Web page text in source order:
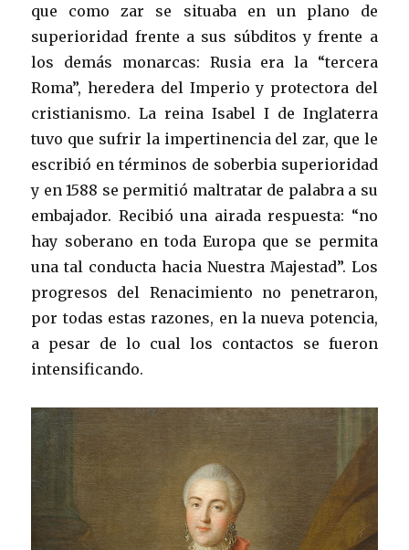
que como zar se situaba en un plano de
superioridad frente a sus súbditos y frente a
los demás monarcas: Rusia era la “tercera
Roma”, heredera del Imperio y protectora del
cristianismo. La reina Isabel I de Inglaterra
tuvo que sufrir la impertinencia del zar, que le
escribió en términos de soberbia superioridad
y en 1588 se permitió maltratar de palabra a su
embajador. Recibió una airada respuesta: “no
hay soberano en toda Europa que se permita
una tal conducta hacia Nuestra Majestad”. Los
progresos del Renacimiento no penetraron,
por todas estas razones, en la nueva potencia,
a pesar de lo cual los contactos se fueron
intensificando.